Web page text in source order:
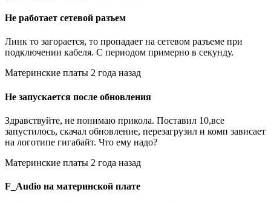
Не работает сетевой разъем
Линк то загорается, то пропадает на сетевом разъеме при
подключении кабеля. С периодом примерно в секунду.
Материнские платы 2 года назад
Не запускается после обновления
Здравствуйте, не понимаю прикола. Поставил 10,все
запустилось, скачал обновление, перезагрузил и комп зависает
на логотипе гигабайт. Что ему надо?
Материнские платы 2 года назад
F_Audio на материнской плате